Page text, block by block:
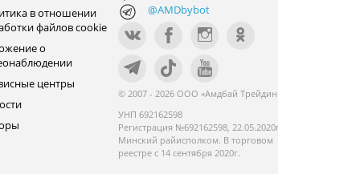
в отношении
файлов cookie
о
центры
@AMDbybot
© 2007 - 2026 ООО «Амдбай Трейдинг»
УНП 692162598
Регистрация №692162598, 22.05.2020г.
Минский райисполком. В торговом
реестре с 14 сентября 2020г.